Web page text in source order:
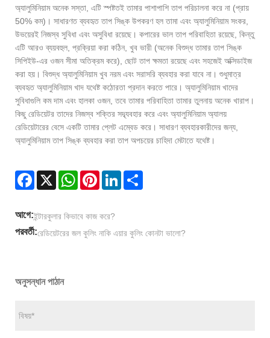
অ্যালুমিনিয়াম অনেক সস্তা, এটি স্পষ্টতই তামার পাশাপাশি তাপ পরিচালনা করে না (প্রায়
50% কম)। সাধারণত ব্যবহৃত তাপ সিঙ্ক উপকরণ হল তামা এবং অ্যালুমিনিয়াম সংকর,
উভয়েরই নিজস্ব সুবিধা এবং অসুবিধা রয়েছে। কপারের ভাল তাপ পরিবাহিতা রয়েছে, কিন্তু
এটি আরও ব্যয়বহুল, প্রক্রিয়া করা কঠিন, খুব ভারী (অনেক বিশুদ্ধ তামার তাপ সিঙ্ক
সিপিইউ-এর ওজন সীমা অতিক্রম করে), ছোট তাপ ক্ষমতা রয়েছে এবং সহজেই অক্সিডাইজ
করা হয়। বিশুদ্ধ অ্যালুমিনিয়াম খুব নরম এবং সরাসরি ব্যবহার করা যাবে না। শুধুমাত্র
ব্যবহৃত অ্যালুমিনিয়াম খাদ যথেষ্ট কঠোরতা প্রদান করতে পারে। অ্যালুমিনিয়াম খাদের
সুবিধাগুলি কম দাম এবং হালকা ওজন, তবে তামার পরিবাহিতা তামার তুলনায় অনেক খারাপ।
কিছু রেডিয়েটর তাদের নিজস্ব শক্তির সদ্ব্যবহার করে এবং অ্যালুমিনিয়াম অ্যালয়
রেডিয়েটারের বেসে একটি তামার প্লেট এম্বেড করে। সাধারণ ব্যবহারকারীদের জন্য,
অ্যালুমিনিয়াম তাপ সিঙ্ক ব্যবহার করা তাপ অপচয়ের চাহিদা মেটাতে যথেষ্ট।
Facebook
X WhatsAppPinterestLinkedIn
আগে:ইন্টারকুলার কিভাবে কাজ করে?
পরবর্তী:রেডিয়েটরের জল কুলিং নাকি এয়ার কুলিং কোনটা ভালো?
অনুসন্ধান পাঠান